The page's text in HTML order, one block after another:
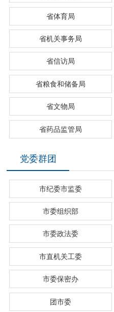
省体育局
省机关事务局
省信访局
省粮食和储备局
省文物局
省药品监管局
党委群团
市纪委市监委
市委组织部
市委政法委
市直机关工委
市委保密办
团市委